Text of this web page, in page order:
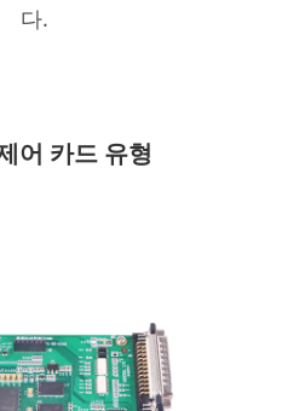
다.
어 카드 유형